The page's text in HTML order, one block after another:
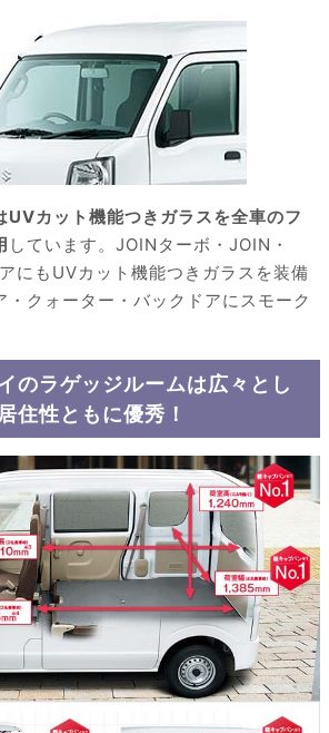
UVカット機能つきガラスを全車のフ
しています。JOINターボ・JOIN・
にもUVカット機能つきガラスを装備
・クォーター・バックドアにスモーク
のラゲッジルームは広々とし
住性ともに優秀！